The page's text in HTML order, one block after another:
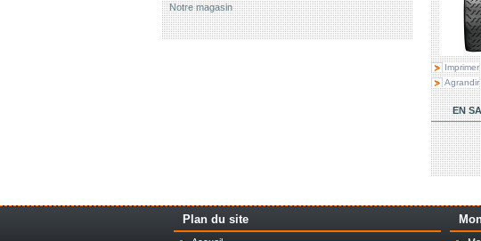
Notre magasin
Imprimer
Agrandir
EN
Plan du site